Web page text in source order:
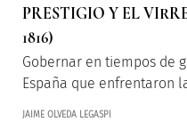
PRESTIGIO Y EL
1816)
Gobernar en tiempos de
España que enfrentaron
JAIME OLVEDA LEGASPI